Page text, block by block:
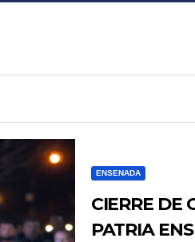
ENSENADA
CIERRE DE
PATRIA